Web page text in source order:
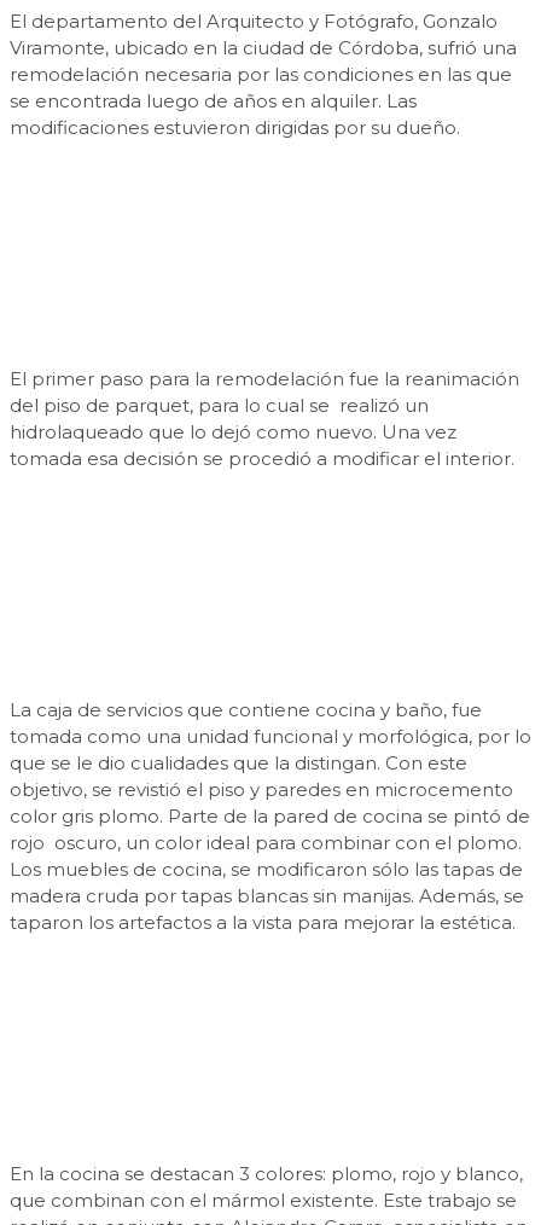
El departamento del Arquitecto y Fotógrafo, Gonzalo
Viramonte, ubicado en la ciudad de Córdoba, sufrió una
remodelación necesaria por las condiciones en las que
se encontrada luego de años en alquiler. Las
modificaciones estuvieron dirigidas por su dueño.
El primer paso para la remodelación fue la reanimación
del piso de parquet, para lo cual se realizó un
hidrolaqueado que lo dejó como nuevo. Una vez
tomada esa decisión se procedió a modificar el interior.
La caja de servicios que contiene cocina y baño, fue
tomada como una unidad funcional y morfológica, por lo
que se le dio cualidades que la distingan. Con este
objetivo, se revistió el piso y paredes en microcemento
color gris plomo. Parte de la pared de cocina se pintó de
rojo oscuro, un color ideal para combinar con el plomo.
Los muebles de cocina, se modificaron sólo las tapas de
madera cruda por tapas blancas sin manijas. Además, se
taparon los artefactos a la vista para mejorar la estética.
En la cocina se destacan 3 colores: plomo, rojo y blanco,
que combinan con el mármol existente. Este trabajo se